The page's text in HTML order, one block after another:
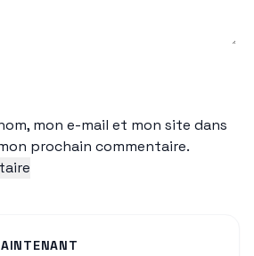
mon e-mail et mon site dans
prochain commentaire.